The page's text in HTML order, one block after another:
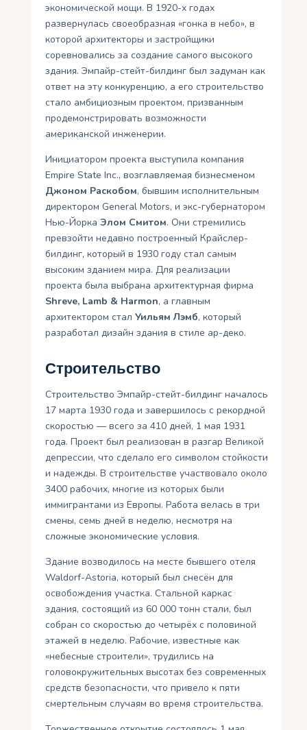
экономической мощи. В 1920-х годах
развернулась своеобразная «гонка в небо», в
которой архитекторы и застройщики
соревновались за создание самого высокого
здания. Эмпайр-стейт-билдинг был задуман как
ответ на эту конкуренцию, а его строительство
стало амбициозным проектом, призванным
продемонстрировать возможности
американской инженерии.
Инициатором проекта выступила компания
Empire State Inc., возглавляемая бизнесменом
Джоном Раскобом, бывшим исполнительным
директором General Motors, и экс-губернатором
Нью-ЙоркаЭлом Смитом. Они стремились
превзойти недавно построенный Крайслер-
билдинг, который в 1930 году стал самым
высоким зданием мира. Для реализации
проекта была выбрана архитектурная фирма
Shreve, Lamb & Harmon, а главным
архитектором сталУильям Лэмб, который
разработал дизайн здания в стиле ар-деко.
Строительство
Строительство Эмпайр-стейт-билдинг началось
17 марта 1930 года и завершилось с рекордной
скоростью — всего за 410 дней, 1 мая 1931
года. Проект был реализован в разгар Великой
депрессии, что сделало его символом стойкости
и надежды. В строительстве участвовало около
3400 рабочих, многие из которых были
иммигрантами из Европы. Работа велась в три
смены, семь дней в неделю, несмотря на
сложные экономические условия.
Здание возводилось на месте бывшего отеля
Waldorf-Astoria, который был снесён для
освобождения участка. Стальной каркас
здания, состоящий из 60 000 тонн стали, был
собран со скоростью до четырёх с половиной
этажей в неделю. Рабочие, известные как
«небесные строители», трудились на
головокружительных высотах без современных
средств безопасности, что привело к пяти
смертельным случаям во время строительства.